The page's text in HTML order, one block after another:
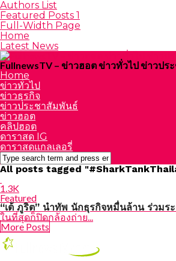
Authors List
Featured Posts 1
Full-Width Page
Home
Latest News
FullnewsTV – ข่าวฮอต ข่าวทั่วไป ข่าวป
Home
ข่าวทั่วไป
ข่าวธุรกิจ
ข่าวประชาสัมพันธ์
ข่าวฮอต
คลิปฮอต
ดาราสด IG
ดาราสดแกลเลอรี่
All posts tagged
1.3K
Featured
“เต้ ภูริต” นำทัพ นักธุรกิจหมื่นล้าน ร่วมร
ในที่สุดก็ปิดกล้องถ่าย...
More Posts